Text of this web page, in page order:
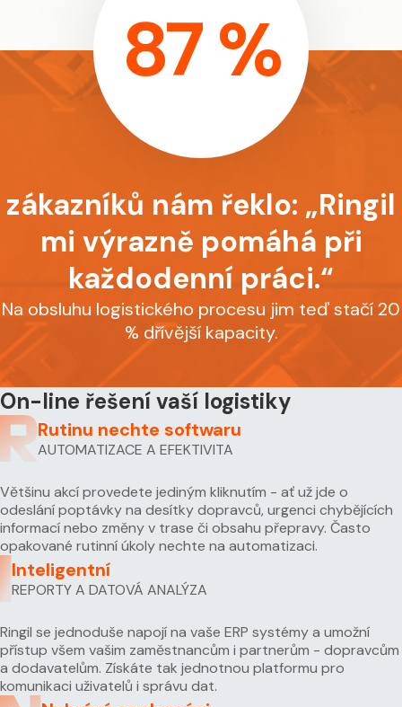
87 %
zákazníků nám řeklo: „Ringil
mi výrazně pomáhá při
každodenní práci.“
Na obsluhu logistického procesu jim teď stačí 20
% dřívější kapacity.
On-line řešení vaší logistiky
Rutinu nechte softwaru
AUTOMATIZACE A EFEKTIVITA
Většinu akcí provedete jediným kliknutím - ať už jde o
odeslání poptávky na desítky dopravců, urgenci chybějících
informací nebo změny v trase či obsahu přepravy. Často
opakované rutinní úkoly nechte na automatizaci.
Inteligentní
REPORTY A DATOVÁ ANALÝZA
Ringil se jednoduše napojí na vaše ERP systémy a umožní
přístup všem vašim zaměstnancům i partnerům - dopravcům
a dodavatelům. Získáte tak jednotnou platformu pro
komunikaci uživatelů i správu dat.